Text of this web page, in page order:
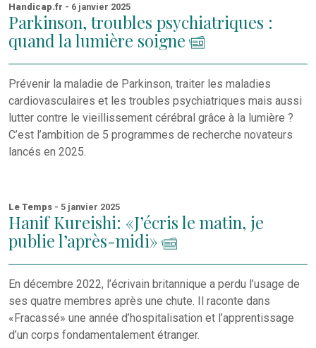
Handicap.fr - 6 janvier 2025
Parkinson, troubles psychiatriques :
quand la lumière soigne
Prévenir la maladie de Parkinson, traiter les maladies
cardiovasculaires et les troubles psychiatriques mais aussi
lutter contre le vieillissement cérébral grâce à la lumière ?
C’est l’ambition de 5 programmes de recherche novateurs
lancés en 2025.
Le Temps - 5 janvier 2025
Hanif Kureishi: «J’écris le matin, je
publie l’après-midi»
En décembre 2022, l’écrivain britannique a perdu l’usage de
ses quatre membres après une chute. Il raconte dans
«Fracassé» une année d’hospitalisation et l’apprentissage
d’un corps fondamentalement étranger.